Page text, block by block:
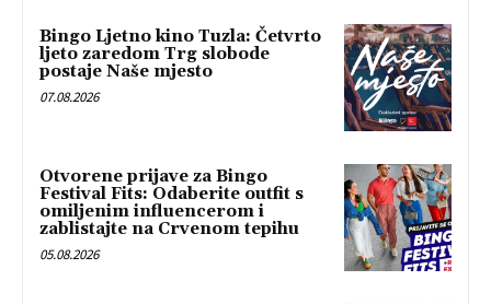
Bingo Ljetno kino Tuzla: Četvrto
ljeto zaredom Trg slobode
postaje Naše mjesto
07.08.2026
Otvorene prijave za Bingo
Festival Fits: Odaberite outfit s
omiljenim influencerom i
zablistajte na Crvenom tepihu
05.08.2026